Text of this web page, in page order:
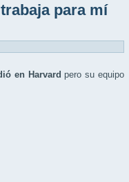
para mí
en Harvard pero su equipo